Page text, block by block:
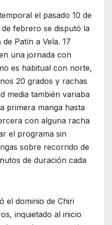
el pasado 10 de
febrero se disputó la
de Patín a Vela. 17
una jornada con
es habitual con norte,
20 grados y rachas
media también variaba
primera manga hasta
con alguna racha
el programa sin
sobre recorrido de
de duración cada
el dominio de Chiri
inquietado al inicio